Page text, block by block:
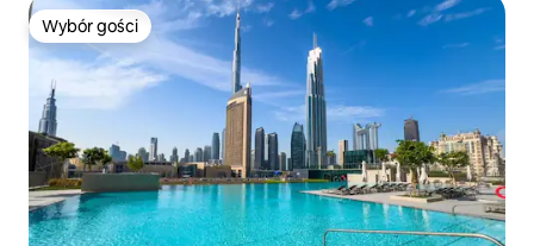
Wybór gości
Wybór gości